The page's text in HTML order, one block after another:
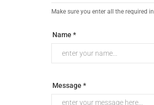
Make sure you enter all the required
Name *
Message *